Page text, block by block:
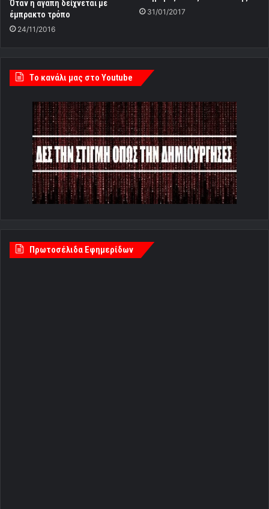
Όταν η αγάπη δείχνεται με
έμπρακτο τρόπο
24/11/2016
31/01/2017
Tο κανάλι μας στο Youtube
Πρωτοσέλιδα Εφημερίδων